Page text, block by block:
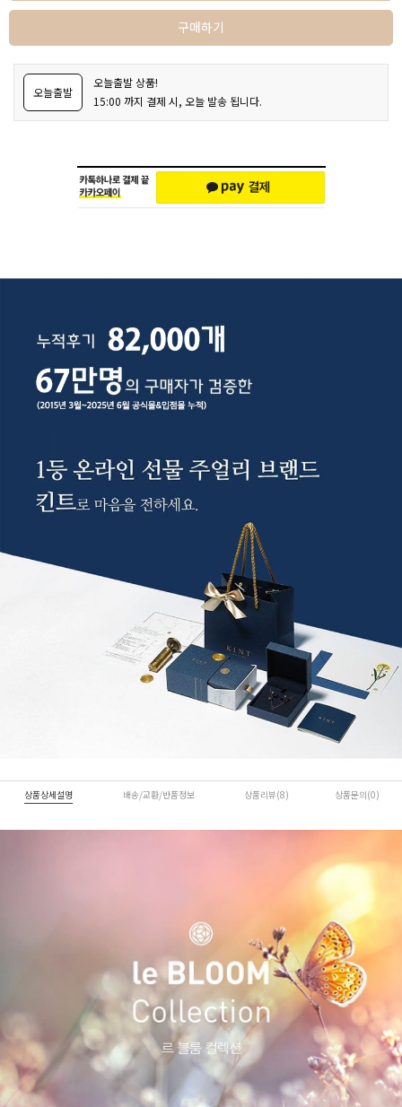
구매하기
오늘출발
오늘출발 상품!
15:00 까지 결제 시, 오늘 발송 됩니다.
상품상세설명 배송/교환/반품정보 상품리뷰(8) 상품문의(0)